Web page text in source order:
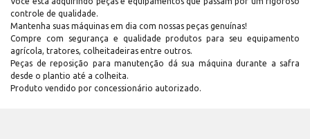
controle de qualidade.
Mantenha suas máquinas em dia com nossas peças genuínas!
Compre com segurança e qualidade produtos para seu equipamento
agrícola, tratores, colheitadeiras entre outros.
Peças de reposição para manutenção dá sua máquina durante a safra
desde o plantio até a colheita.
Produto vendido por concessionário autorizado.